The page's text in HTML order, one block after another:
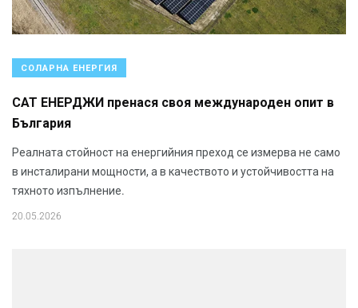
СОЛАРНА ЕНЕРГИЯ
САТ ЕНЕРДЖИ пренася своя международен опит в
България
Реалната стойност на енергийния преход се измерва не само
в инсталирани мощности, а в качеството и устойчивостта на
тяхното изпълнение.
20.05.2026